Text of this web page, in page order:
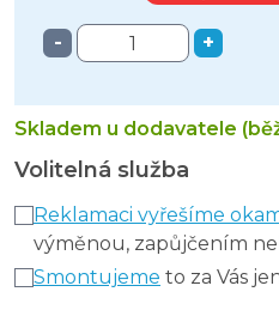
- +
Skladem u dodavatele
Volitelná služba
Reklamaci vyřešíme
výměnou, zapůjčením
Smontujeme to za Vás